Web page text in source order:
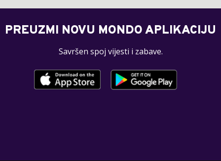
PREUZMI NOVU MONDO APLIKACIJU
Savršen spoj vijesti i zabave.